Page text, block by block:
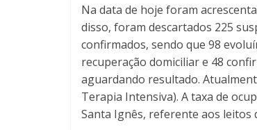
Na data de hoje foram
disso, foram descartados 225
confirmados, sendo que 98
recuperação domiciliar e 48
aguardando resultado.
Terapia Intensiva). A taxa de
Santa Ignês, referente aos leitos